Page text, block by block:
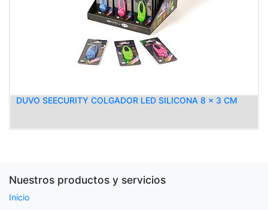
DUVO SEECURITY COLGADOR LED SILICONA 8 x 3 CM
Nuestros productos y servicios
Inicio